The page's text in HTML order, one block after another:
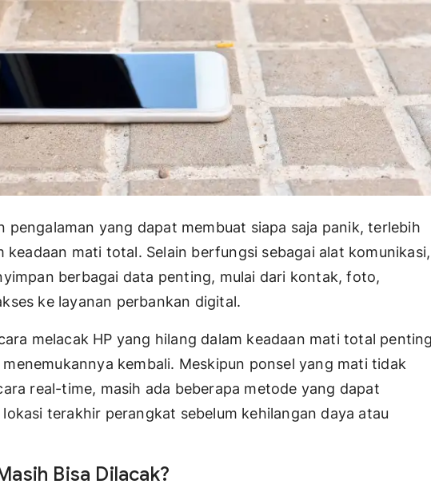
pengalaman yang dapat membuat siapa saja panik, terlebih
mati total. Selain berfungsi sebagai alat komunikasi,
berbagai data penting, mulai dari kontak, foto,
ke layanan perbankan digital.
melacak HP yang hilang dalam keadaan mati total penting
kembali. Meskipun ponsel yang mati tidak
real-time, masih ada beberapa metode yang dapat
terakhir perangkat sebelum kehilangan daya atau
Bisa Dilacak?